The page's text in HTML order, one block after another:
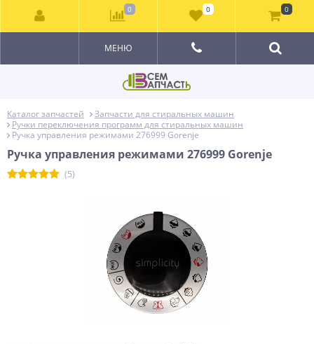
МЕНЮ
Каталог запчастей
Запчасти для стиральных машин
Ручки переключения программ для стиральных машин
Ручка управления режимами 276999 Gorenje
Ручка управления режимами 276999 Gorenje
(5)
0 0 0